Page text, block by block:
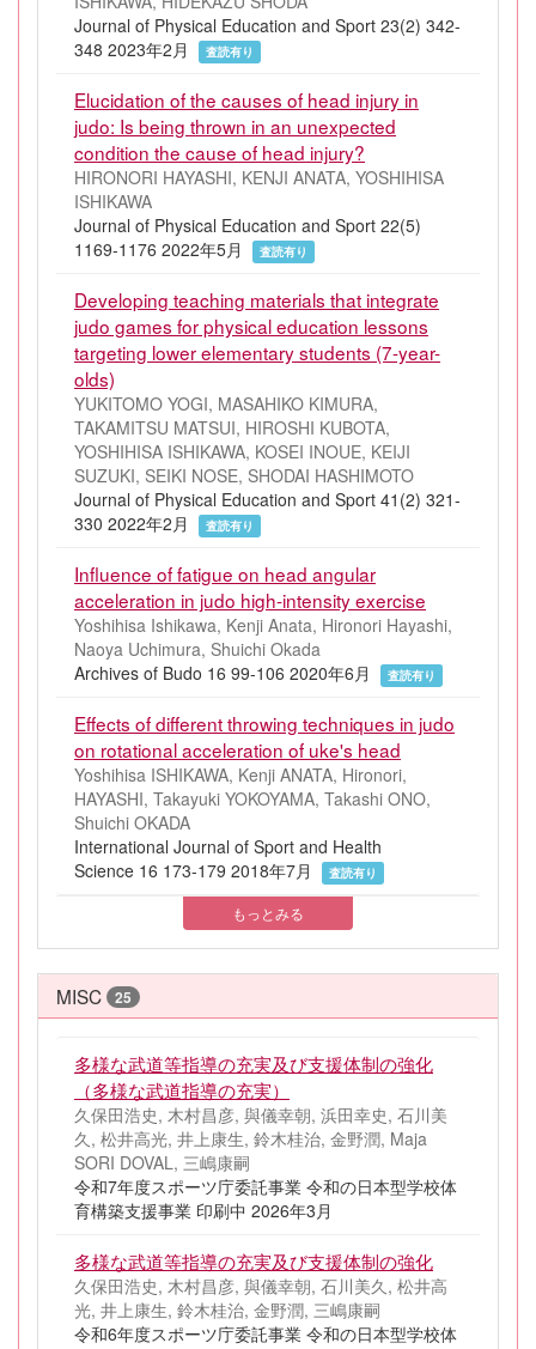
Journal of Physical Education and Sport 23(2) 342-
348 2023年2月
査読有り
Elucidation of the causes of head injury in
judo: Is being thrown in an unexpected
condition the cause of head injury?
HIRONORI HAYASHI, KENJI ANATA, YOSHIHISA
ISHIKAWA
Journal of Physical Education and Sport 22(5)
1169-1176 2022年5月
査読有り
Developing teaching materials that integrate
judo games for physical education lessons
targeting lower elementary students (7-year-
olds)
YUKITOMO YOGI, MASAHIKO KIMURA,
TAKAMITSU MATSUI, HIROSHI KUBOTA,
YOSHIHISA ISHIKAWA, KOSEI INOUE, KEIJI
SUZUKI, SEIKI NOSE, SHODAI HASHIMOTO
Journal of Physical Education and Sport 41(2) 321-
330 2022年2月
査読有り
Influence of fatigue on head angular
acceleration in judo high-intensity exercise
Yoshihisa Ishikawa, Kenji Anata, Hironori Hayashi,
Naoya Uchimura, Shuichi Okada
Archives of Budo 16 99-106 2020年6月
査読有り
Effects of different throwing techniques in judo
on rotational acceleration of uke's head
Yoshihisa ISHIKAWA, Kenji ANATA, Hironori,
HAYASHI, Takayuki YOKOYAMA, Takashi ONO,
Shuichi OKADA
International Journal of Sport and Health
Science 16 173-179 2018年7月
査読有り
もっとみる
MISC 25
多様な武道等指導の充実及び支援体制の強化
（多様な武道指導の充実）
久保田浩史, 木村昌彦, 與儀幸朝, 浜田幸史, 石川美
久, 松井高光, 井上康生, 鈴木桂治, 金野潤, Maja
SORI DOVAL, 三嶋康嗣
令和7年度スポーツ庁委託事業 令和の日本型学校体
育構築支援事業 印刷中 2026年3月
多様な武道等指導の充実及び支援体制の強化
久保田浩史, 木村昌彦, 與儀幸朝, 石川美久, 松井高
光, 井上康生, 鈴木桂治, 金野潤, 三嶋康嗣
令和6年度スポーツ庁委託事業 令和の日本型学校体